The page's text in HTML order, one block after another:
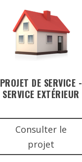
PROJET DE SERVICE -
SERVICE EXTÉRIEUR
Consulter le
projet